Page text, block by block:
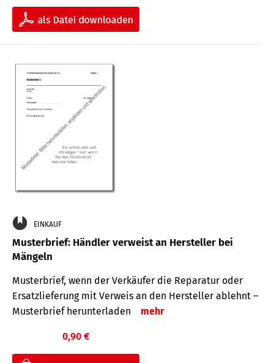
EINKAUF
Musterbrief: Händler verweist an Hersteller bei
Mängeln
Musterbrief, wenn der Verkäufer die Reparatur oder
Ersatzlieferung mit Verweis an den Hersteller ablehnt –
Musterbrief herunterladen
mehr
0,90 €